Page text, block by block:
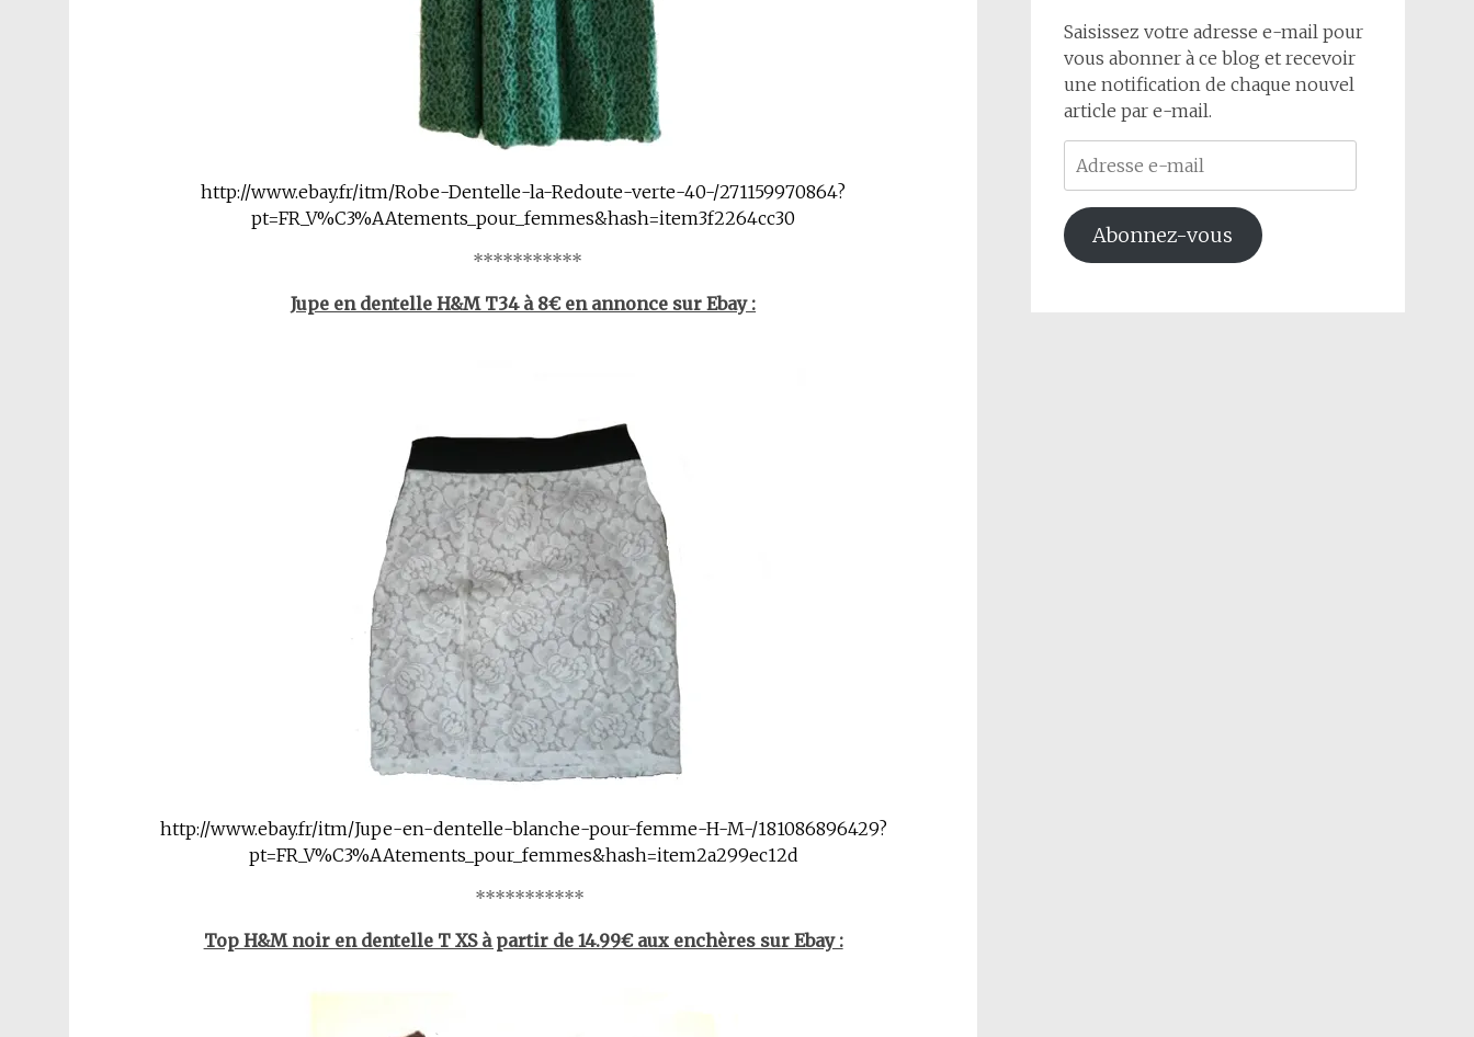
http://www.ebay.fr/itm/Robe-Dentelle-la-Redoute-verte-40-/271159970864?
pt=FR_V%C3%AAtements_pour_femmes&hash=item3f2264cc30
***********
Jupe en dentelle H&M T34 à 8€ en annonce sur Ebay :
http://www.ebay.fr/itm/Jupe-en-dentelle-blanche-pour-femme-H-M-/181086896429?
pt=FR_V%C3%AAtements_pour_femmes&hash=item2a299ec12d
***********
Top H&M noir en dentelle T XS à partir de 14.99€ aux enchères sur Ebay :
Saisissez votre adresse e-mail pour
vous abonner à ce blog et recevoir
une notification de chaque nouvel
article par e-mail.
Adresse
e-
mail
Abonnez-vous